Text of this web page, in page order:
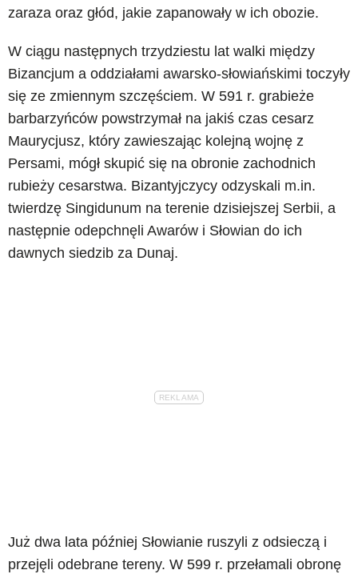
zaraza oraz głód, jakie zapanowały w ich obozie.
W ciągu następnych trzydziestu lat walki między
Bizancjum a oddziałami awarsko-słowiańskimi toczyły
się ze zmiennym szczęściem. W 591 r. grabieże
barbarzyńców powstrzymał na jakiś czas cesarz
Maurycjusz, który zawieszając kolejną wojnę z
Persami, mógł skupić się na obronie zachodnich
rubieży cesarstwa. Bizantyjczycy odzyskali m.in.
twierdzę Singidunum na terenie dzisiejszej Serbii, a
następnie odepchnęli Awarów i Słowian do ich
dawnych siedzib za Dunaj.
Już dwa lata później Słowianie ruszyli z odsieczą i
przejęli odebrane tereny. W 599 r. przełamali obronę